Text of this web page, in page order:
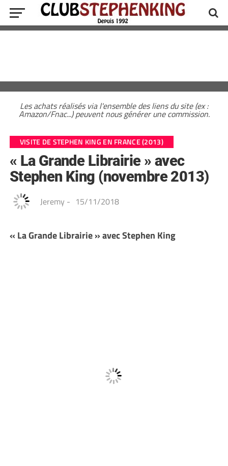
Les achats réalisés via l'ensemble des liens du site (ex :
Amazon/Fnac...) peuvent nous générer une commission.
VISITE DE STEPHEN KING EN FRANCE (2013)
« La Grande Librairie » avec
Stephen King (novembre 2013)
Jeremy - 15/11/2018
« La Grande Librairie » avec Stephen King